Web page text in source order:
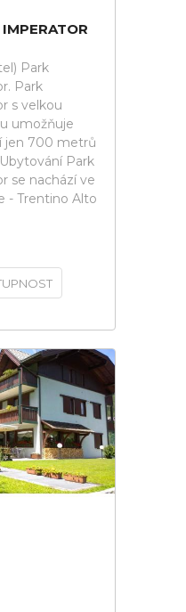
Park
Park
s velkou
umožňuje
jen 700 metrů
Park
se nachází ve
- Trentino Alto